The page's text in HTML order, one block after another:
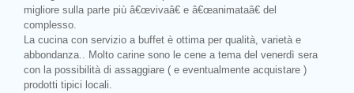
migliore sulla parte più â€œvivaâ€ e â€œanimataâ€ del
complesso.
La cucina con servizio a buffet è ottima per qualità, varietà e
abbondanza.. Molto carine sono le cene a tema del venerdì sera
con la possibilità di assaggiare ( e eventualmente acquistare )
prodotti tipici locali.